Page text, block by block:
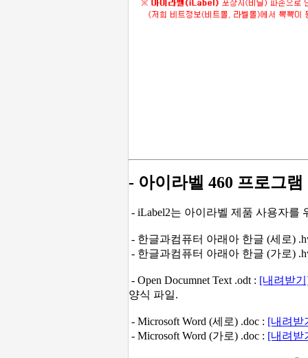
- 아이라벨 460 프로그
- iLabel2는 아이라벨 제품 사용자
- 한글과컴퓨터 아래아 한글 (세로)
- 한글과컴퓨터 아래아 한글 (가로)
- Open Documnet Text .odt : [내려받
양식 파일.
- Microsoft Word (세로) .doc : [내려받
- Microsoft Word (가로) .doc : [내려받